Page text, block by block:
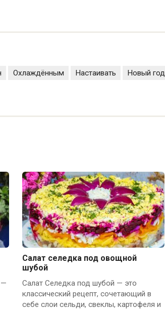
Охлаждённым Настаивать
Новый год
—
Салат селедка под овощной
шубой
Салат Селедка под шубой — это
классический рецепт, сочетающий в
себе слои сельди, свеклы, картофеля и